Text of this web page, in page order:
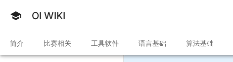
OI WIKI
简介 比赛相关 工具软件 语言基础 算法基础